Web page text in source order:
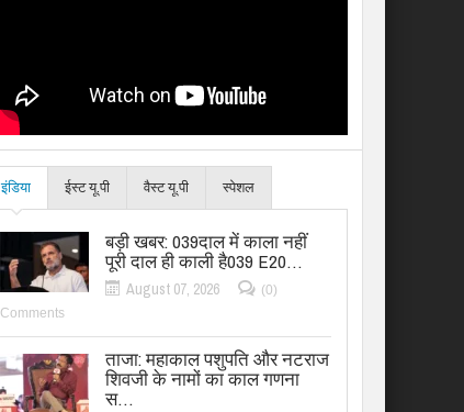
इंडिया ईस्ट यू.पी वैस्ट यू.पी स्पेशल
बड़ी खबर: 039दाल में काला नहीं
पूरी दाल ही काली है039 E20…
August 07, 2026
(0)
Comments
ताजा: महाकाल पशुपति और नटराज
शिवजी के नामों का काल गणना
स…